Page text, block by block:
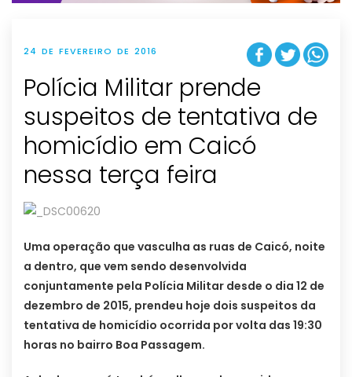
24 DE FEVEREIRO DE 2016
Polícia Militar prende
suspeitos de tentativa de
homicídio em Caicó
nessa terça feira
Uma operação que vasculha as ruas de Caicó, noite
a dentro, que vem sendo desenvolvida
conjuntamente pela Polícia Militar desde o dia 12 de
dezembro de 2015, prendeu hoje dois suspeitos da
tentativa de homicídio ocorrida por volta das 19:30
horas no bairro Boa Passagem.